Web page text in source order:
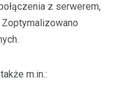
z serwerem,
m.in.: